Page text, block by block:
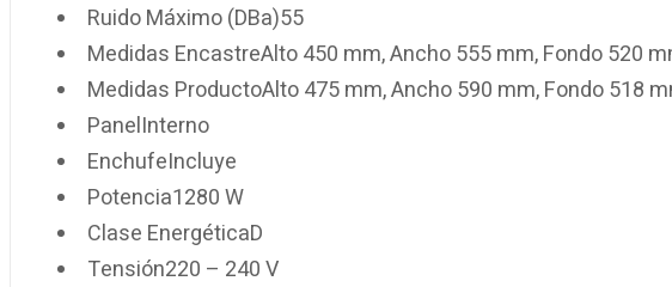
Ruido Máximo (DBa)55
Medidas EncastreAlto 450 mm, Ancho 555 mm, Fondo 520
Medidas ProductoAlto 475 mm, Ancho 590 mm, Fondo 518
PanelInterno
EnchufeIncluye
Potencia1280 W
Clase EnergéticaD
Tensión220 – 240 V